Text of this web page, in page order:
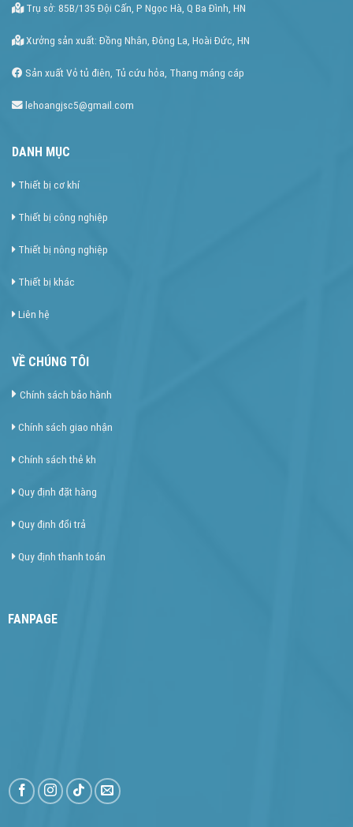
Trụ sở: 85B/135 Đội Cấn, P Ngọc Hà, Q Ba Đình, HN
Xưởng sản xuất: Đồng Nhân, Đông La, Hoài Đức, HN
Sản xuất Vỏ tủ điên, Tủ cứu hỏa, Thang máng cáp
lehoangjsc5@gmail.com
DANH MỤC
Thiết bị cơ khí
Thiết bị công nghiệp
Thiết bị nông nghiệp
Thiết bị khác
Liên hệ
VỀ CHÚNG TÔI
Chính sách bảo hành
Chính sách giao nhận
Chính sách thẻ kh
Quy định đặt hàng
Quy định đổi trả
Quy định thanh toán
FANPAGE